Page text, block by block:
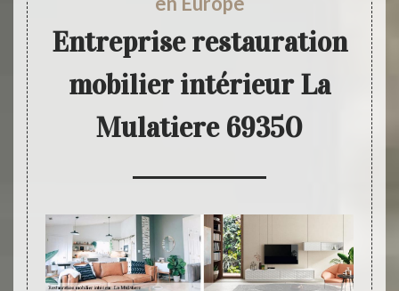
Entreprise restauration
mobilier intérieur La
Mulatiere 69350